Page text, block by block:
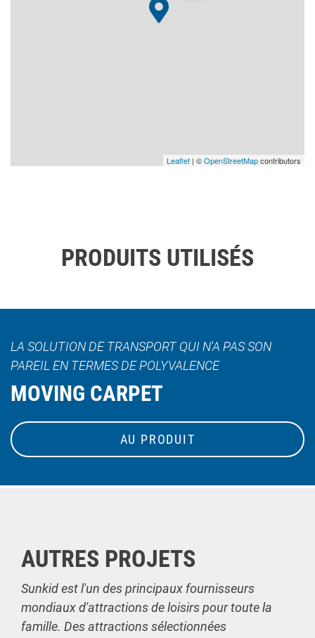
Leaflet | ©OpenStreetMapcontributors
PRODUITS UTILISÉS
LA SOLUTION DE TRANSPORT QUI N'A PAS SON
PAREIL EN TERMES DE POLYVALENCE
MOVING CARPET
AU PRODUIT
AUTRES PROJETS
Sunkid est l'un des principaux fournisseurs
mondiaux d'attractions de loisirs pour toute la
famille. Des attractions sélectionnées